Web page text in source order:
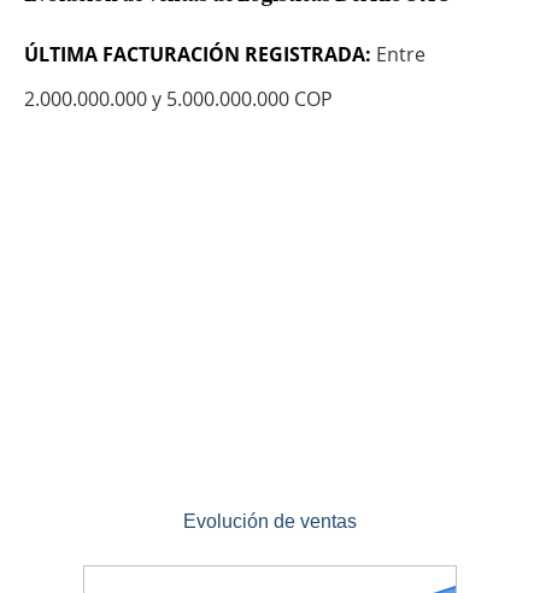
ÚLTIMA FACTURACIÓN REGISTRADA: Entre
2.000.000.000 y 5.000.000.000 COP
Evolución de ventas